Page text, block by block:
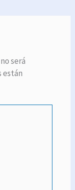
será
están